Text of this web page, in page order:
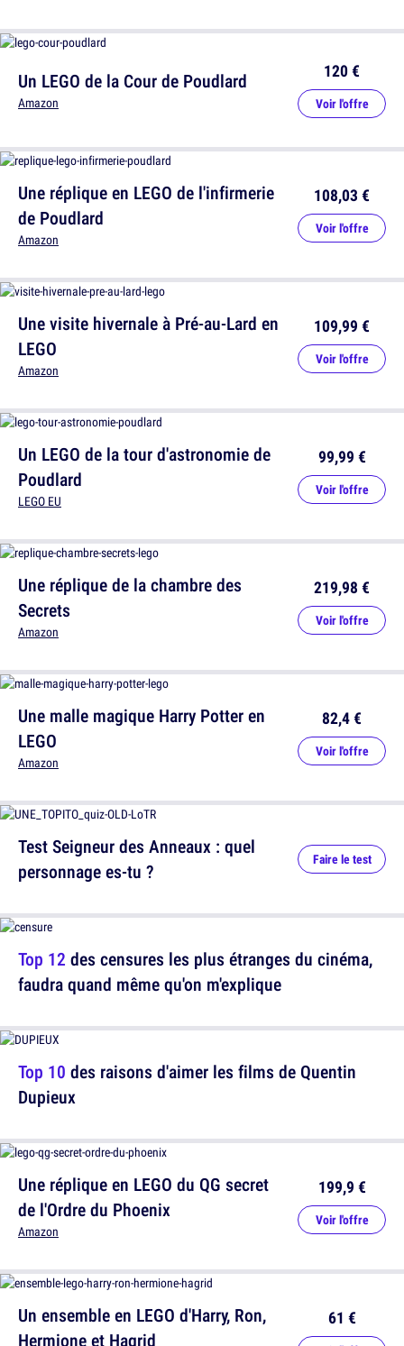
Une visite hivernale à Pré-au-Lard en
LEGO
Amazon
109,99 €
Voir l'offre
Un LEGO de la tour d'astronomie de
Poudlard
LEGO EU
99,99 €
Voir l'offre
Une malle magique Harry Potter en
LEGO
Amazon
82,4 €
Voir l'offre
Top 12 des censures les plus étranges du cinéma,
faudra quand même qu'on m'explique
Une réplique en LEGO du QG secret
de l'Ordre du Phoenix
Amazon
199,9 €
Voir l'offre
Un LEGO de la Cour de Poudlard
Amazon
120 €
Voir l'offre
Une réplique en LEGO de l'infirmerie
de Poudlard
Amazon
108,03 €
Voir l'offre
Une réplique de la chambre des
Secrets
Amazon
219,98 €
Voir l'offre
Test Seigneur des Anneaux : quel
personnage es-tu ?
Faire le test
Top 10 des raisons d'aimer les films de Quentin
Dupieux
Un ensemble en LEGO d'Harry, Ron,
Hermione et Hagrid
61 €